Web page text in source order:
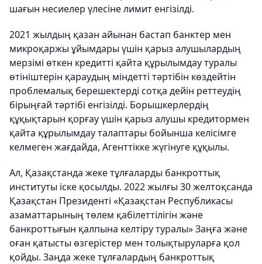
шағын несиелер үлесіне лимит енгізілді.
2021 жылдың қазан айынан бастап банктер мен
микроқаржы ұйымдары үшін қарыз алушылардың
мерзімі өткен кредитті қайта құрылымдау туралы
өтініштерін қараудың міндетті тәртібін көздейтін
проблемалық берешектерді сотқа дейін реттеудің
бірыңғай тәртібі енгізілді. Борышкерлердің
құқықтарын қорғау үшін қарыз алушы кредитормен
қайта құрылымдау талаптары бойынша келісімге
келмеген жағдайда, Агенттікке жүгінуге құқылы.
Ал, Қазақстанда жеке тұлғаларды банкроттық
институты іске қосылды. 2022 жылғы 30 желтоқсанда
Қазақстан Президенті «Қазақстан Республикасы
азаматтарының төлем қабілеттілігін және
банкроттығын қалпына келтіру туралы» Заңға және
оған қатысты өзгерістер мен толықтыруларға қол
қойды. Заңда жеке тұлғалардың банкроттық